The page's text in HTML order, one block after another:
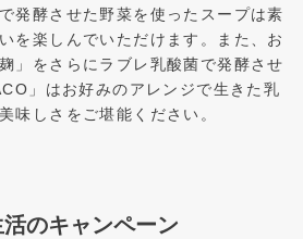
発酵させた野菜を使ったスープは素
を楽しんでいただけます。また、お
」をさらにラブレ乳酸菌で発酵させ
」はお好みのアレンジで生きた乳
味しさをご堪能ください。
のキャンペーン